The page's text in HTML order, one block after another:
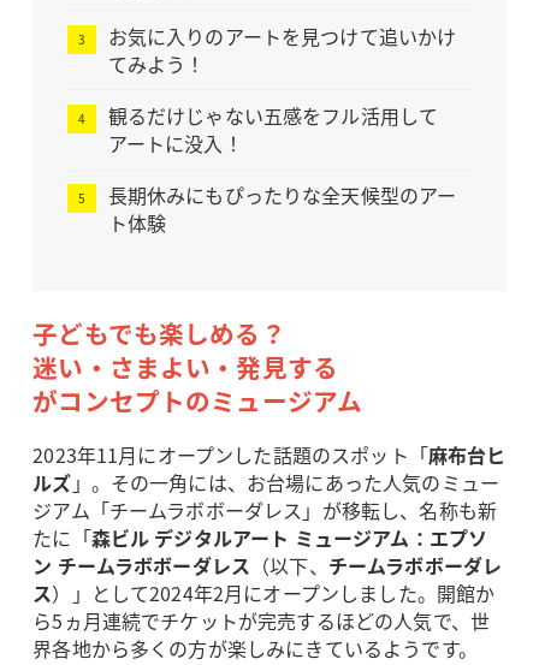
お気に入りのアートを見つけて追いかけ
てみよう！
観るだけじゃない五感をフル活用して
アートに没入！
長期休みにもぴったりな全天候型のアー
ト体験
子どもでも楽しめる？
迷い・さまよい・発見する
がコンセプトのミュージアム
2023年11月にオープンした話題のスポット「麻布台ヒ
ルズ 」。その一角には、お台場にあった人気のミュー
ジアム「チームラボボーダレス」が移転し、名称も新
たに「森ビル デジタルアート ミュージアム：エプソ
ン チームラボボーダレス （以下、 チームラボボーダレ
ス）」として2024年2月にオープンしました。開館か
ら5ヵ月連続でチケットが完売するほどの人気で、世
界各地から多くの方が楽しみにきているようです。